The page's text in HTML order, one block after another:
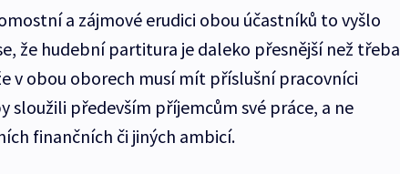
a zájmové erudici obou účastníků to vyšlo
že hudební partitura je daleko přesnější než třeba
v obou oborech musí mít příslušní pracovníci
sloužili především příjemcům své práce, a ne
finančních či jiných ambicí.